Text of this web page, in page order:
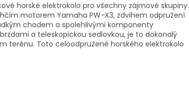
horské elektrokolo pro všechny zájmové skupiny.
motorem Yamaha PW-X3, zdvihem odpružení
chodem a spolehlivými komponenty
a teleskopickou sedlovkou, je to dokonalý
terénu. Toto celoodpružené horského elektrokolo